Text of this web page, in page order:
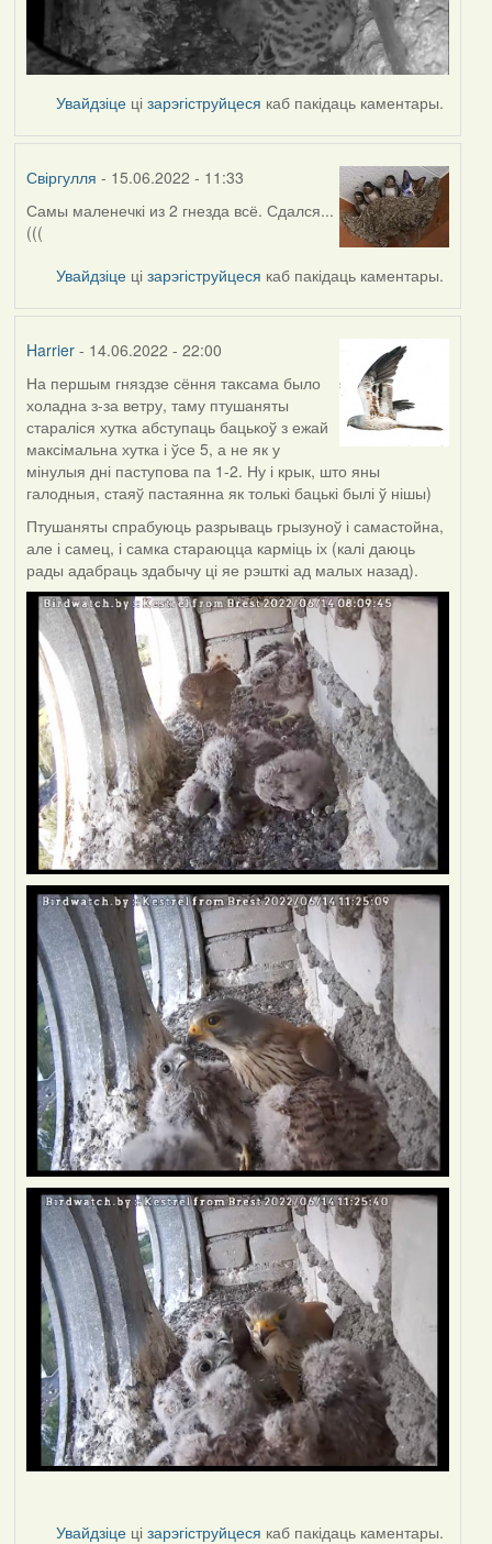
Увайдзіце цізарэгіструйцеся каб пакідаць каментары.
Свіргулля - 15.06.2022 - 11:33
Самы маленечкі из 2 гнезда всё. Сдался...
(((
Увайдзіце цізарэгіструйцеся каб пакідаць каментары.
Harrier- 14.06.2022 - 22:00
На першым гняздзе сёння таксама было
холадна з-за ветру, таму птушаняты
стараліся хутка абступаць бацькоў з ежай
максімальна хутка і ўсе 5, а не як у
мінулыя дні паступова па 1-2. Ну і крык, што яны
галодныя, стаяў пастаянна як толькі бацькі былі ў нішы)
Птушаняты спрабуюць разрываць грызуноў і самастойна,
але і самец, і самка стараюцца карміць іх (калі даюць
рады адабраць здабычу ці яе рэшткі ад малых назад).
Увайдзіце цізарэгіструйцеся каб пакідаць каментары.